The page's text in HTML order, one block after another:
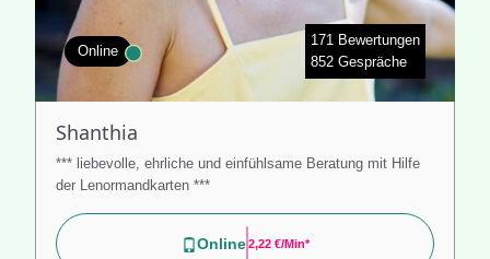
Online
171 Bewertungen
852 Gespräche
Shanthia
*** liebevolle, ehrliche und einfühlsame Beratung mit Hilfe
der Lenormandkarten ***
Online 2,22 €/min*